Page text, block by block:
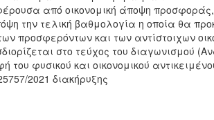
από οικονομική άποψη προσφοράς,
την τελική βαθμολογία η οποία θα
προσφερόντων και των αντίστοιχων
στο τεύχος του διαγωνισμού
φυσικού και οικονομικού
2021 διακήρυξης